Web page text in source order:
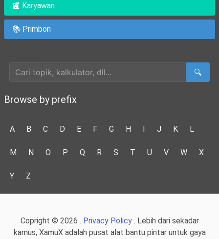
📰 Karyawan
📚 Primbon
🔍
Browse by prefix
A B C D E F G H I J K L
M N O P Q R S T U V W X
Y Z
Copright © 2026 . Privacy Policy. Lebih dari sekadar
kamus, XamuX adalah pusat alat bantu pintar untuk gaya